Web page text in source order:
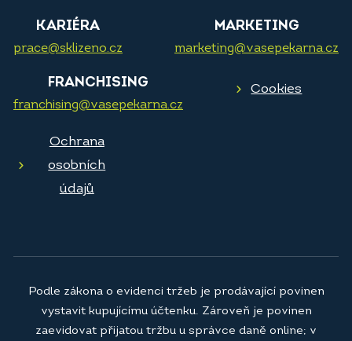
KARIÉRA
prace@sklizeno.cz
MARKETING
marketing@vasepekarna.cz
FRANCHISING
franchising@vasepekarna.cz
Cookies
Ochrana
osobních
údajů
Podle zákona o evidenci tržeb je prodávající povinen
vystavit kupujícímu účtenku. Zároveň je povinen
zaevidovat přijatou tržbu u správce daně online; v